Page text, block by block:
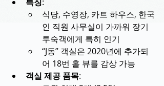
식당, 수영장, 카트 하우스, 한국
인 직원 사무실이 가까워 장기
투숙객에게 특히 인기
“J동” 객실은 2020년에 추가되
어 18번 홀 뷰를 감상 가능
객실 제공 품목: